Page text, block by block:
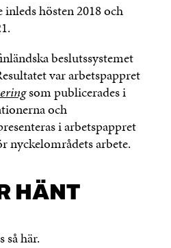
hösten 2018 och
beslutssystemet
var arbetspappret
som publicerades i
och
i arbetspappret
arbete.
HÄNT
här.